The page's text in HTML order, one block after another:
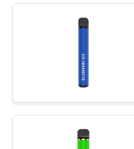
Cigarrillo